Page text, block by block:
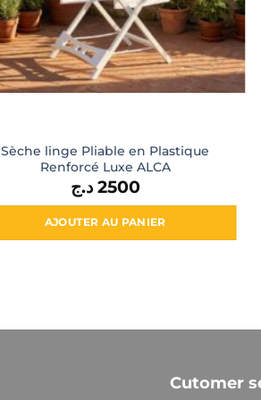
Sèche linge Pliable en Plastique
Renforcé Luxe ALCA
2500 د.ج
AJOUTER AU PANIER
Cutomer